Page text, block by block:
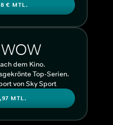
€ MTL.
dem Kino.
Top-Serien.
von Sky Sport
MTL.